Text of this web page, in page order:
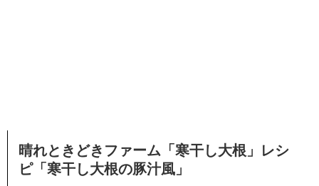
晴れときどきファーム「寒干し大根」レシ
ピ「寒干し大根の豚汁風」